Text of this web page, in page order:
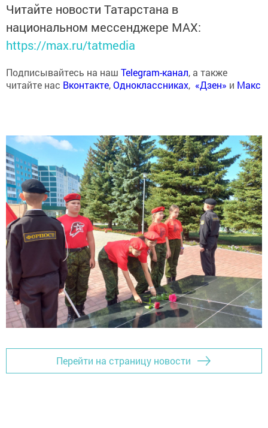
Читайте новости Татарстана в
национальном мессенджере MАХ:
https://max.ru/tatmedia
Подписывайтесь на наш Telegram-канал, а также
читайте нас Вконтакте,Одноклассниках, «Дзен» и Макс
Перейти на страницу новости